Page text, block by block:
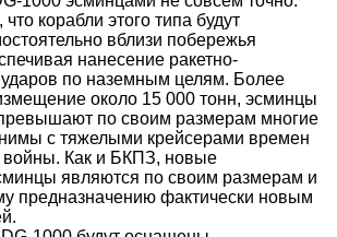
корабли этого типа будут
вблизи побережья
нанесение ракетно-
ударов по наземным целям. Более
около 15 000 тонн, эсминцы
по своим размерам многие
с тяжелыми крейсерами времен
войны. Как и БКПЗ, новые
являются по своим размерам и
предназначению фактически новым